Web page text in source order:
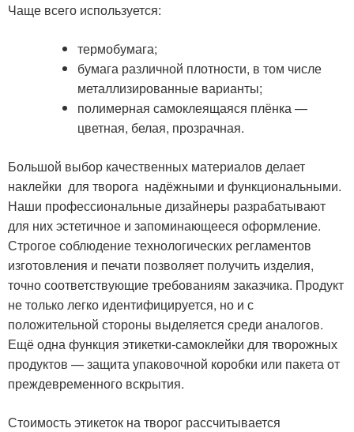
Чаще всего используется:
термобумага;
бумага различной плотности, в том числе
металлизированные варианты;
полимерная самоклеящаяся плёнка —
цветная, белая, прозрачная.
Большой выбор качественных материалов делает
наклейки для творога надёжными и функциональными.
Наши профессиональные дизайнеры разрабатывают
для них эстетичное и запоминающееся оформление.
Строгое соблюдение технологических регламентов
изготовления и печати позволяет получить изделия,
точно соответствующие требованиям заказчика. Продукт
не только легко идентифицируется, но и с
положительной стороны выделяется среди аналогов.
Ещё одна функция этикетки-самоклейки для творожных
продуктов — защита упаковочной коробки или пакета от
преждевременного вскрытия.
Стоимость этикеток на творог рассчитывается